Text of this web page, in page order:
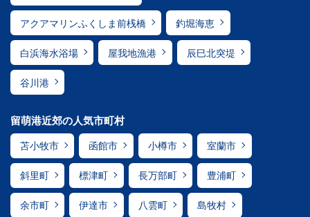
アクアマリンふくしま前桟橋 釣堀海恵
白浜海水浴場 屋我地漁港 辰巳北突堤
谷川港
留萌港近郊の人気市町村
苫小牧市 函館市 小樽市 室蘭市
斜里町 標津町 長万部町 豊浦町
余市町 伊達市 八雲町 島牧村